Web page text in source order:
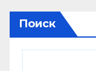
Поиск